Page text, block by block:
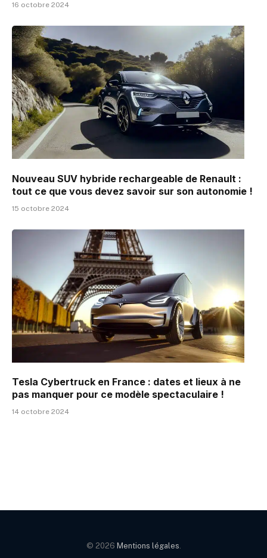
16 octobre 2024
Nouveau SUV hybride rechargeable de Renault :
tout ce que vous devez savoir sur son autonomie !
15 octobre 2024
Tesla Cybertruck en France : dates et lieux à ne
pas manquer pour ce modèle spectaculaire !
14 octobre 2024
© 2026 Mentions légales.